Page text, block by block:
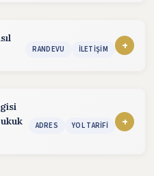
geçebilirsiniz.
RANDEVU İLETIŞIM +
(24 saat içinde cevap)
ADRES YOL TARIFI +